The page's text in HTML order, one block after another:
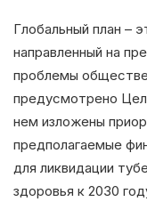
Глобальный план –
направленный на
проблемы
предусмотрено
нем изложены
предполагаемые
для ликвидации
здоровья к 2030